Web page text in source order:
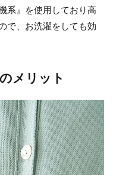
系』を使用しており高
で、お洗濯をしても効
メリット